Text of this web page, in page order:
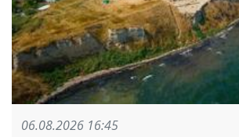
06.08.2026 16:45